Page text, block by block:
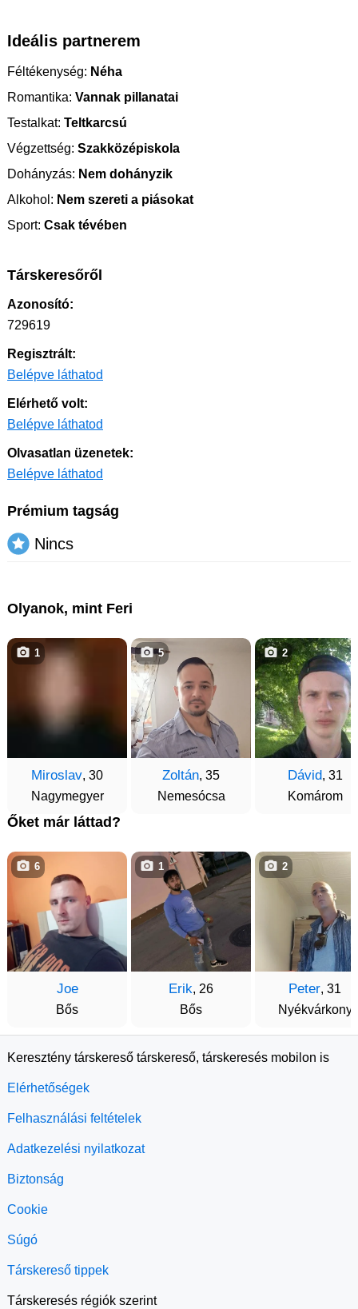
Ideális partnerem
Féltékenység: Néha
Romantika: Vannak pillanatai
Testalkat: Teltkarcsú
Végzettség: Szakközépiskola
Dohányzás: Nem dohányzik
Alkohol: Nem szereti a piásokat
Sport: Csak tévében
Társkeresőről
Azonosító:
729619
Regisztrált:
Belépve láthatod
Elérhető volt:
Belépve láthatod
Olvasatlan üzenetek:
Belépve láthatod
Prémium tagság
Nincs
Olyanok, mint Feri
Miroslav, 30
Nagymegyer
1
Zoltán, 35
Nemesócsa
5
Dávid, 31
Komárom
2
Őket már láttad?
Joe
Bős
6
Erik, 26
Bős
1
Peter, 31
Nyékvárkony
2
Keresztény társkereső társkereső, társkeresés mobilon is
Elérhetőségek
Felhasználási feltételek
Adatkezelési nyilatkozat
Biztonság
Cookie
Súgó
Társkereső tippek
Társkeresés régiók szerint